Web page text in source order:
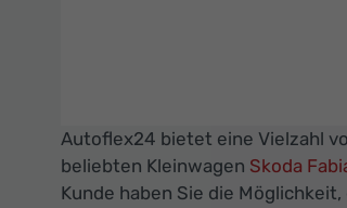
Autoflex24 bietet eine Vielzahl
beliebten Kleinwagen Skoda
Kunde haben Sie die